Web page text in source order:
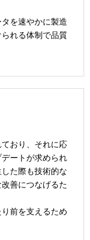
を速やかに製造
れる体制で品質
おり、それに応
ートが求められ
た際も技術的な
善につなげるた
前を支えるため